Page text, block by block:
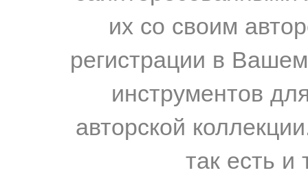
их со своим
регистрации в
инструментов
авторской
так есть и